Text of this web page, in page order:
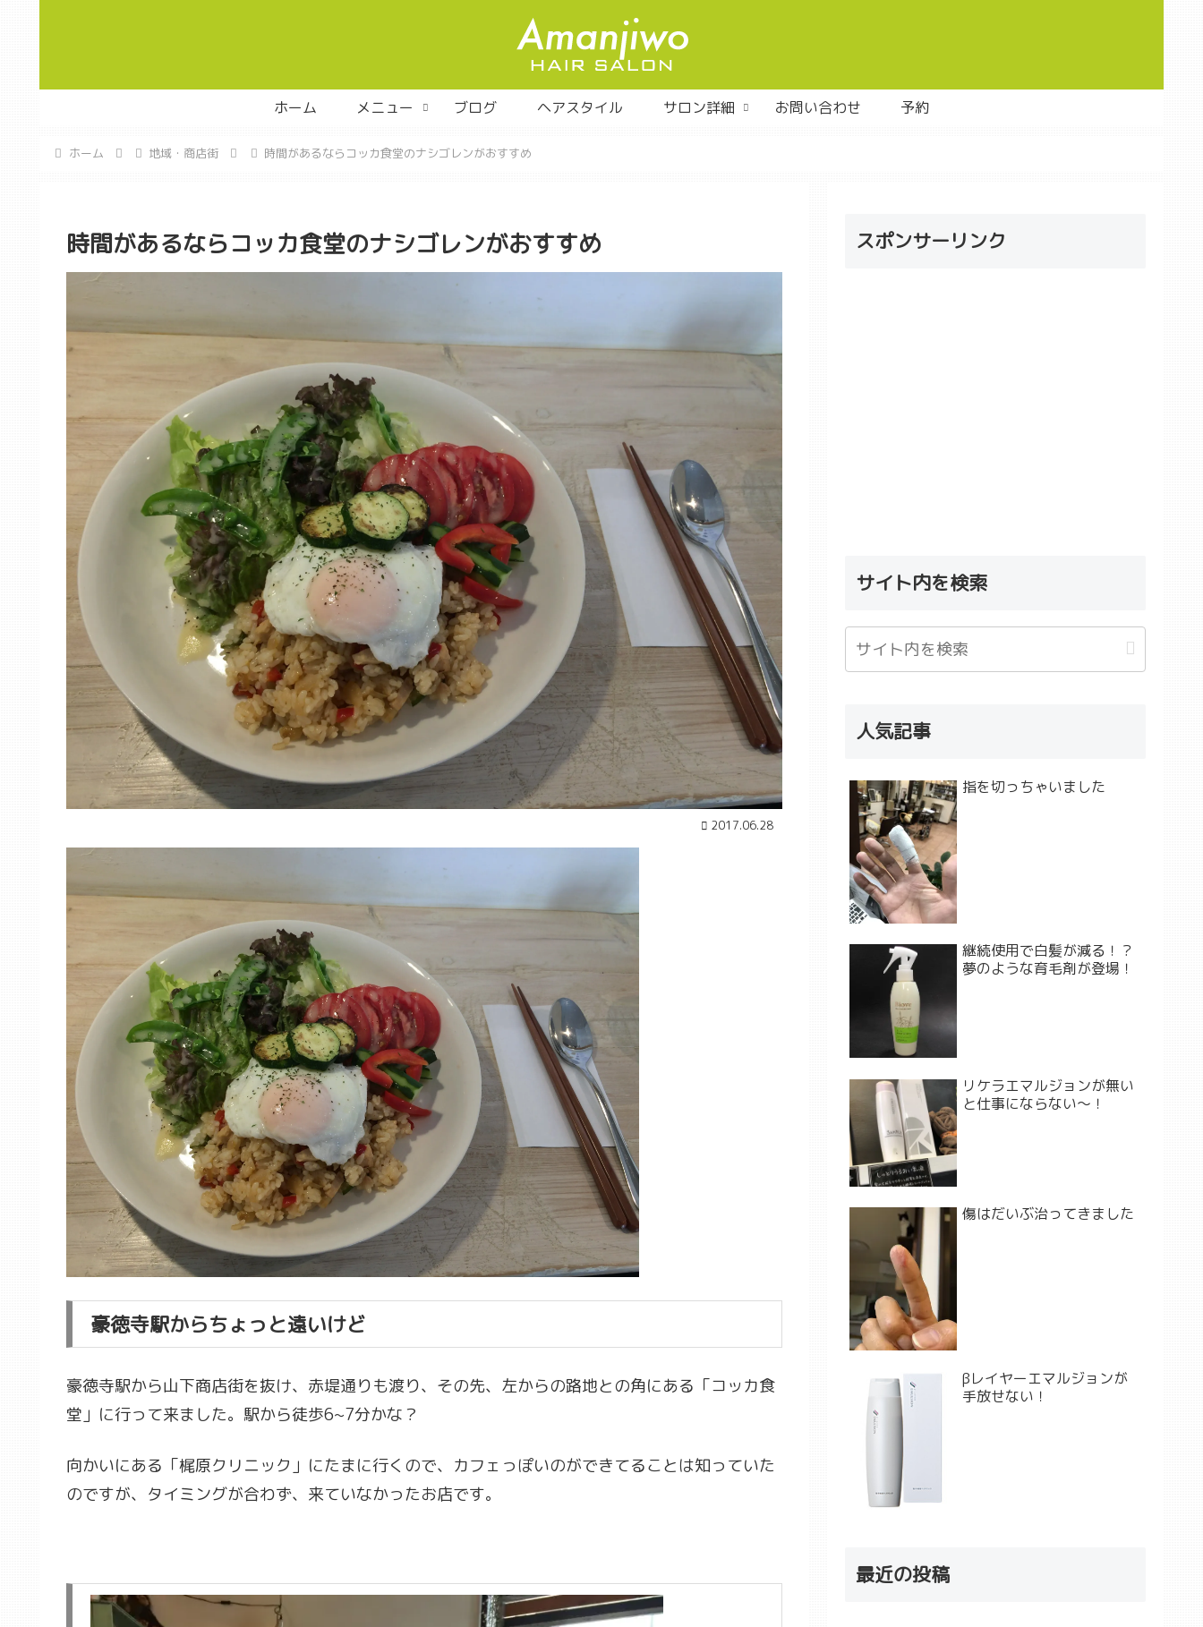
ホーム メニュー ブログ ヘアスタイル サロン詳細 お問い合わせ 予約
ホーム 地域・商店街 時間があるならコッカ食堂のナシゴレンがおすすめ
時間があるならコッカ食堂のナシゴレンがおすすめ
2017.06.28
豪徳寺駅からちょっと遠いけど
豪徳寺駅から山下商店街を抜け、赤堤通りも渡り、その先、左からの路地との角にある「コッカ食
堂」に行って来ました。駅から徒歩6~7分かな？
向かいにある「梶原クリニック」にたまに行くので、カフェっぽいのができてることは知っていた
のですが、タイミングが合わず、来ていなかったお店です。
スポンサーリンク
サイト内を検索
人気記事
指を切っちゃいました
継続使用で白髪が減る！？
夢のような育毛剤が登場！
リケラエマルジョンが無い
と仕事にならない〜！
傷はだいぶ治ってきました
βレイヤーエマルジョンが
手放せない！
最近の投稿